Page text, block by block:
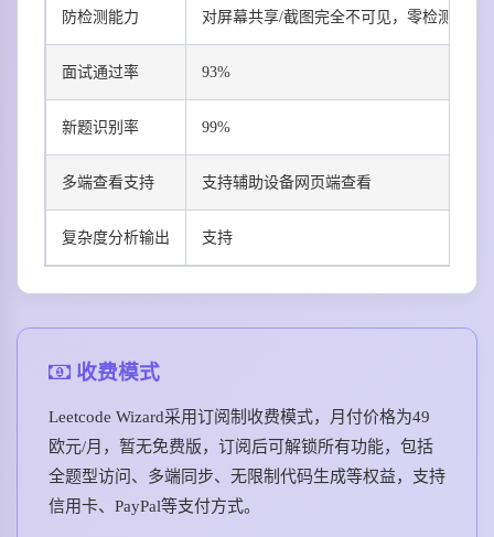
防检测能力 对屏幕共享/截图完全不可见，零检测记录
面试通过率 93%
新题识别率 99%
多端查看支持 支持辅助设备网页端查看
复杂度分析输出 支持
收费模式
Leetcode Wizard采用订阅制收费模式，月付价格为49
欧元/月，暂无免费版，订阅后可解锁所有功能，包括
全题型访问、多端同步、无限制代码生成等权益，支持
信用卡、PayPal等支付方式。